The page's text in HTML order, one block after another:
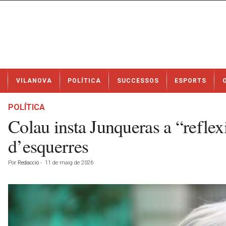
t
VILANOVA POLÍTICA SUCCESSOS ESPORTS
POLÍTICA
Colau insta Junqueras a
d’esquerres
Por Redacció - 11 de maig de 2026